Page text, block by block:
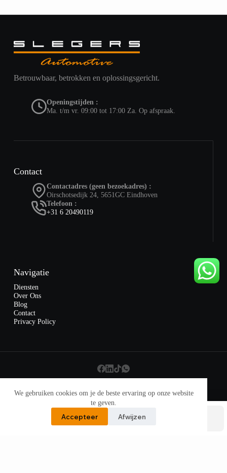
We gebruiken cookies om je de beste ervaring op onze website
te geven.
Accepteer Afwijzen
Betrouwbaar, betrokken en oplossingsgericht.
Openingstijden :
Ma. t/m vr. 09:00 tot 17:00 Za. Op afspraak.
Contact
Contactadres (geen bezoekadres) :
Oirschotsedijk 24, 5651GC Eindhoven
Telefoon :
+31 6 20490119
Navigatie
Diensten
Over Ons
Blog
Contact
Privacy Policy
Copyright © 2026 - Website doorR&D Creative❤️
WhatsApp